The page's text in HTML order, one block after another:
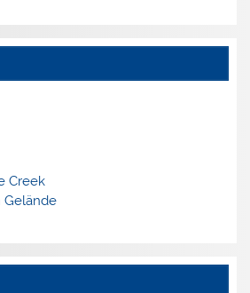
Creek
Gelände